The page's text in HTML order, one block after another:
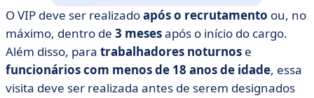
O VIP deve ser realizadoapós o recrutamento ou, no
máximo, dentro de 3 mesesapós o início do cargo.
Além disso, para trabalhadores noturnos e
funcionários com menos de 18 anos de idade, essa
visita deve ser realizada antes de serem designados